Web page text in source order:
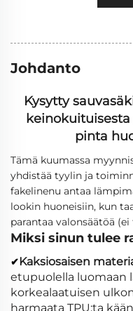
Johdanto
Kysytty
pinta
Tämä kuumassa
yhdistää tyylin ja
fakelinenu antaa
lookin huoneisiin, kun
parantaa valonsäätöä
Miksi sinun tulee
✔Kaksiosaisen
etupuolella luomaan
korkealaatuisen
harmaata TPU:ta